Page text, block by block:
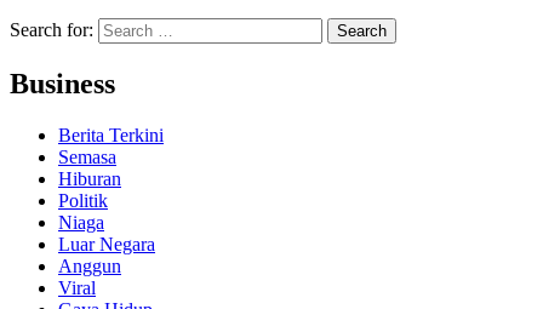
Search for:
Business
Berita Terkini
Semasa
Hiburan
Politik
Niaga
Luar Negara
Anggun
Viral